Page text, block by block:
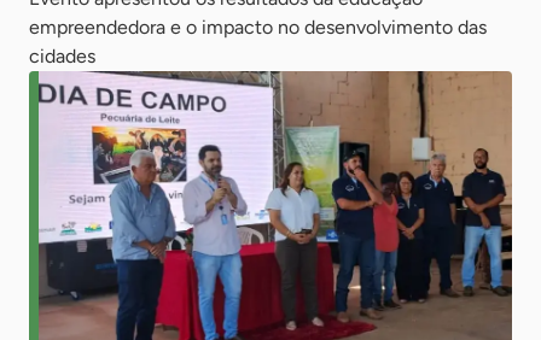
empreendedora e o impacto no desenvolvimento das
cidades